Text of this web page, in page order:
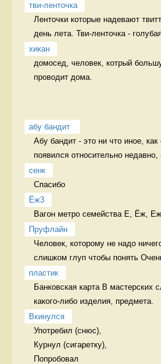
тви-ленточка
Ленточки которые надевают
день лета. Тви-ленточка -
хикан
домосед, человек, котрый
проводит дома.
абу бандит
Абу бандит - это ни что иное,
появился относительно недавно,
сенк
Спасибо
Ёж3
Вагон метро семейства Е, Ёж,
Пруфлайн
Человек, которому не надо
слишком глуп чтобы понять
пластик
Банковская карта В мастерских
какого-либо изделия, предмета.
Вкинулся
Употребил (снюс),
Курнул (сигаретку),
Попробовал